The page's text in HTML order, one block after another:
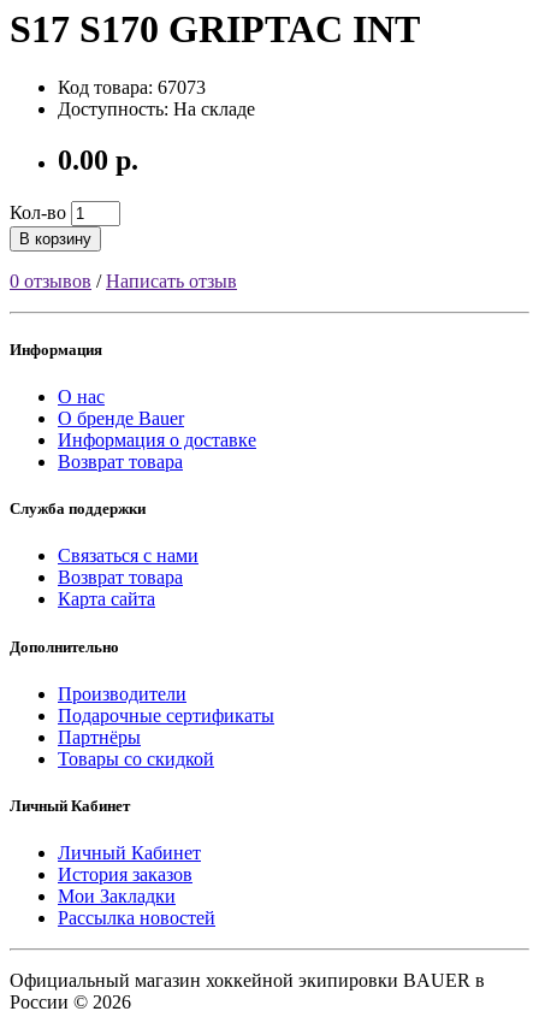
S17 S170 GRIPTAC INT
Код товара: 67073
Доступность: На складе
0.00 р.
Кол-во
В корзину
0 отзывов /Написать отзыв
Информация
О нас
О бренде Bauer
Информация о доставке
Возврат товара
Служба поддержки
Связаться с нами
Возврат товара
Карта сайта
Дополнительно
Производители
Подарочные сертификаты
Партнёры
Товары со скидкой
Личный Кабинет
Личный Кабинет
История заказов
Мои Закладки
Рассылка новостей
Официальный магазин хоккейной экипировки BAUER в
России © 2026